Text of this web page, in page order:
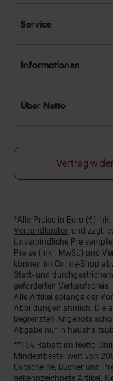
Service
Informationen
Über Netto
Vertrag
Fußnoten
*Alle Preise in Euro (€)
Versandkosten und zzgl.
Unverbindliche
Preise (inkl. MwSt.) und
können im Online-Shop
Statt- und
geforderten Verkaufspreis.
Alle Artikel solange der
Abbildungen ähnlich. Die
begrenzten Angebots
Abgabe nur in
**15€ Rabatt im Netto
Mindestbestellwert von
Gutscheine, Bücher und
gekennzeichnete Artikel.